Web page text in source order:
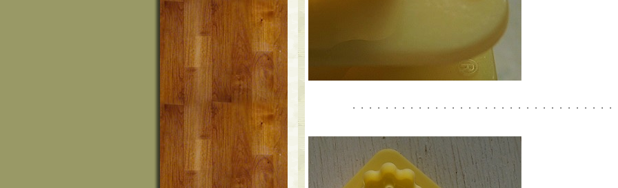
・・・・・・・・・・・・・・・・・・・・・・・・・・・・・・・・